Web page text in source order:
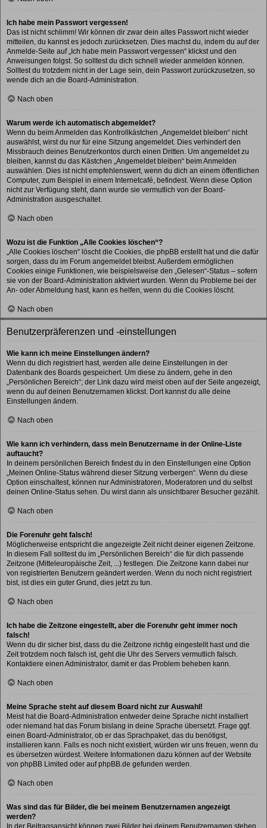
Ich habe mein Passwort vergessen!
Das ist nicht schlimm! Wir können dir zwar dein altes Passwort nicht wieder
mitteilen, du kannst es jedoch zurücksetzen. Dies machst du, indem du auf der
Anmelde-Seite auf „Ich habe mein Passwort vergessen“ klickst und den
Anweisungen folgst. So solltest du dich schnell wieder anmelden können.
Solltest du trotzdem nicht in der Lage sein, dein Passwort zurückzusetzen, so
wende dich an die Board-Administration.
Nach oben
Warum werde ich automatisch abgemeldet?
Wenn du beim Anmelden das Kontrollkästchen „Angemeldet bleiben“ nicht
auswählst, wirst du nur für eine Sitzung angemeldet. Dies verhindert den
Missbrauch deines Benutzerkontos durch einen Dritten. Um angemeldet zu
bleiben, kannst du das Kästchen „Angemeldet bleiben“ beim Anmelden
auswählen. Dies ist nicht empfehlenswert, wenn du dich an einem öffentlichen
Computer, zum Beispiel in einem Internetcafé, befindest. Wenn diese Option
nicht zur Verfügung steht, dann wurde sie vermutlich von der Board-
Administration ausgeschaltet.
Nach oben
Wozu ist die Funktion „Alle Cookies löschen“?
„Alle Cookies löschen“ löscht die Cookies, die phpBB erstellt hat und die dafür
sorgen, dass du im Forum angemeldet bleibst. Außerdem ermöglichen
Cookies einige Funktionen, wie beispielsweise den „Gelesen“-Status – sofern
sie von der Board-Administration aktiviert wurden. Wenn du Probleme bei der
An- oder Abmeldung hast, kann es helfen, wenn du die Cookies löscht.
Nach oben
Benutzerpräferenzen und -einstellungen
Wie kann ich meine Einstellungen ändern?
Wenn du dich registriert hast, werden alle deine Einstellungen in der
Datenbank des Boards gespeichert. Um diese zu ändern, gehe in den
„Persönlichen Bereich“; der Link dazu wird meist oben auf der Seite angezeigt,
wenn du auf deinen Benutzernamen klickst. Dort kannst du alle deine
Einstellungen ändern.
Nach oben
Wie kann ich verhindern, dass mein Benutzername in der Online-Liste
auftaucht?
In deinem persönlichen Bereich findest du in den Einstellungen eine Option
„Meinen Online-Status während dieser Sitzung verbergen“. Wenn du diese
Option einschaltest, können nur Administratoren, Moderatoren und du selbst
deinen Online-Status sehen. Du wirst dann als unsichtbarer Besucher gezählt.
Nach oben
Die Forenuhr geht falsch!
Möglicherweise entspricht die angezeigte Zeit nicht deiner eigenen Zeitzone.
In diesem Fall solltest du im „Persönlichen Bereich“ die für dich passende
Zeitzone (Mitteleuropäische Zeit, ...) festlegen. Die Zeitzone kann dabei nur
von registrierten Benutzern geändert werden. Wenn du noch nicht registriert
bist, ist dies ein guter Grund, dies jetzt zu tun.
Nach oben
Ich habe die Zeitzone eingestellt, aber die Forenuhr geht immer noch
falsch!
Wenn du dir sicher bist, dass du die Zeitzone richtig eingestellt hast und die
Zeit trotzdem noch falsch ist, geht die Uhr des Servers vermutlich falsch.
Kontaktiere einen Administrator, damit er das Problem beheben kann.
Nach oben
Meine Sprache steht auf diesem Board nicht zur Auswahl!
Meist hat die Board-Administration entweder deine Sprache nicht installiert
oder niemand hat das Forum bislang in deine Sprache übersetzt. Frage ggf.
einen Board-Administrator, ob er das Sprachpaket, das du benötigst,
installieren kann. Falls es noch nicht existiert, würden wir uns freuen, wenn du
es übersetzen würdest. Weitere Informationen dazu können auf der Website
von phpBB Limited oder aufphpBB.de gefunden werden.
Nach oben
Was sind das für Bilder, die bei meinem Benutzernamen angezeigt
werden?
In der Beitragsansicht können zwei Bilder bei deinem Benutzernamen stehen.